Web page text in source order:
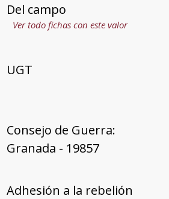
Del campo
Ver todo fichas con este valor
UGT
Consejo de Guerra:
Granada - 19857
Adhesión a la rebelión